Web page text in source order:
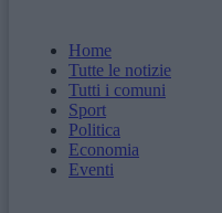
Home
Tutte le notizie
Tutti i comuni
Sport
Politica
Economia
Eventi